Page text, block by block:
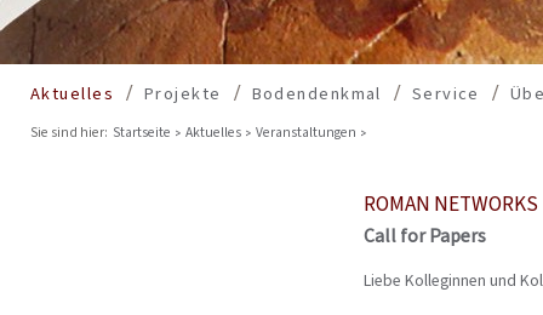
Aktuelles Projekte Bodendenkmal Service
Sie sind hier: Startseite Aktuelles Veranstaltungen
ROMAN
Call for Papers
Liebe Kolleginnen und